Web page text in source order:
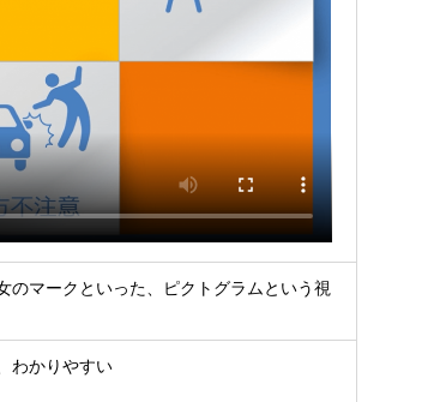
のマークといった、ピクトグラムという視
わかりやすい